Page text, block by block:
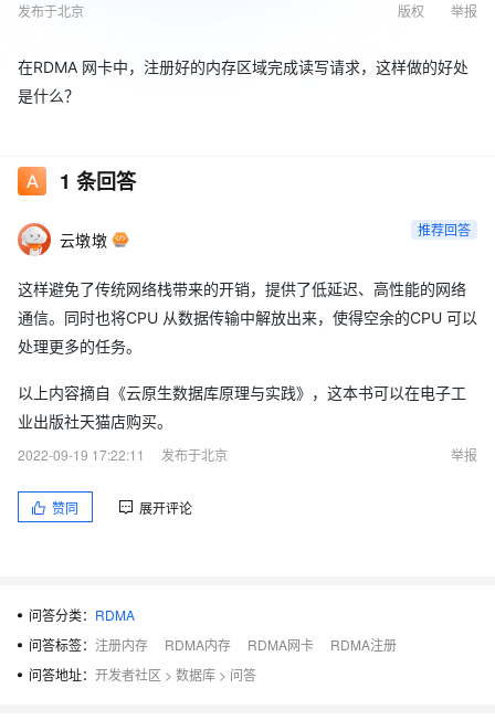
发布于北京
举报
版权
在RDMA 网卡中，注册好的内存区域完成读写请求，这样做的好处
是什么？
1 条回答
云墩墩 推荐回答
这样避免了传统网络栈带来的开销，提供了低延迟、高性能的网络
通信。同时也将CPU 从数据传输中解放出来，使得空余的CPU 可以
处理更多的任务。
以上内容摘自《云原生数据库原理与实践》，这本书可以在电子工
业出版社天猫店购买。
2022-09-19 17:22:11
发布于北京 举报
赞同 展开评论
问答分类： RDMA
问答标签： 注册内存 RDMA内存 RDMA网卡
RDMA注册
问答地址： 开发者社区 > 数据库 > 问答